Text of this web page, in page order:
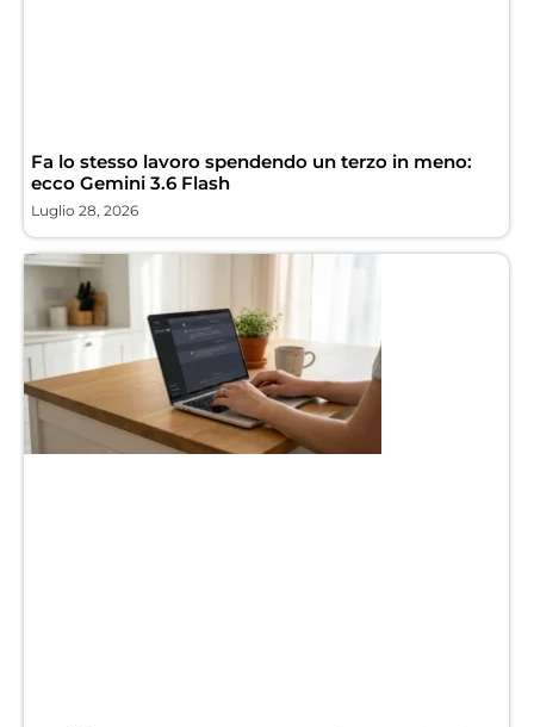
Fa lo stesso lavoro spendendo un terzo in meno:
ecco Gemini 3.6 Flash
Luglio 28, 2026